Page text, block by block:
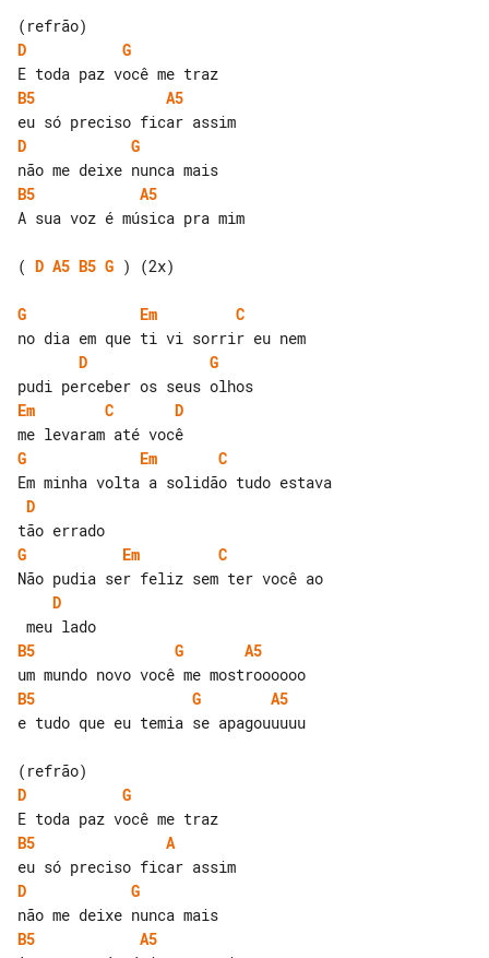
D
G
B5
A5
D
G
B5
A5
A sua voz é música pra mim
( D A5 B5 G ) (2x)
G Em
C
D
G
Em
C
D
G
Em
C
D
G
Em
C
D
B5
G
A5
B5
G
A5
e tudo que eu temia se apagouuuuu
D
G
B5
A
D
G
B5
A5